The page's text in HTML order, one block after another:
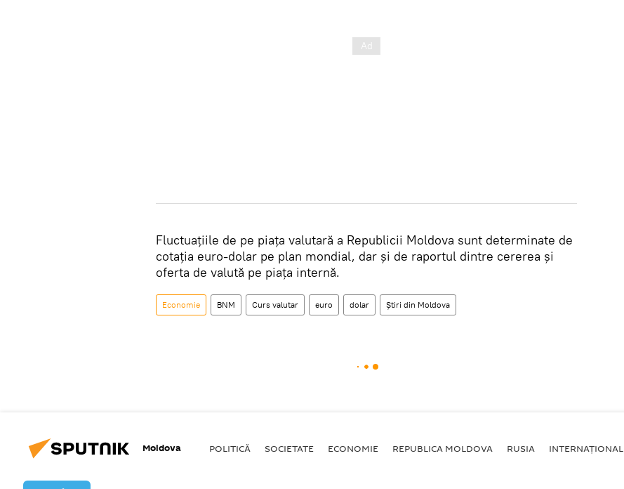
Fluctuațiile de pe piața valutară a Republicii Moldova sunt determinate de
cotația euro-dolar pe plan mondial, dar și de raportul dintre cererea și
oferta de valută pe piața internă.
Economie BNM Curs valutar euro dolar Știri din Moldova
Moldova POLITICĂ SOCIETATE ECONOMIE REPUBLICA MOLDOVA RUSIA INTERNAȚIONAL